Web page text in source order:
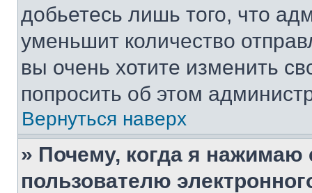
добьетесь лишь того, что
уменьшит количество
вы очень хотите изменить
попросить об этом
Вернуться наверх
» Почему, когда я нажимаю
пользователю